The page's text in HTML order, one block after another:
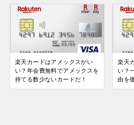
楽天カードはアメックスがい
い？年会費無料でアメックスを
持てる数少ないカードだ！
楽天
い？
由を